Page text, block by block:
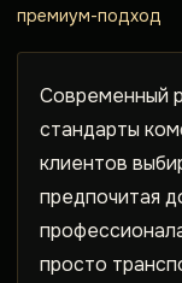
премиум-подход
Современный
стандарты
клиентов
предпочитая
просто